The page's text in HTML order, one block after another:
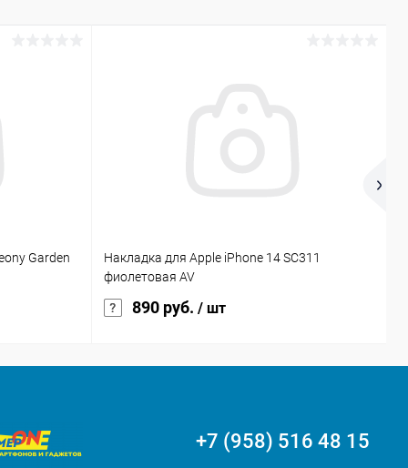
Garden
Накладка для Apple iPhone 14 SC311
фиолетовая AV
890 руб. / шт
+7 (958) 516 48 15